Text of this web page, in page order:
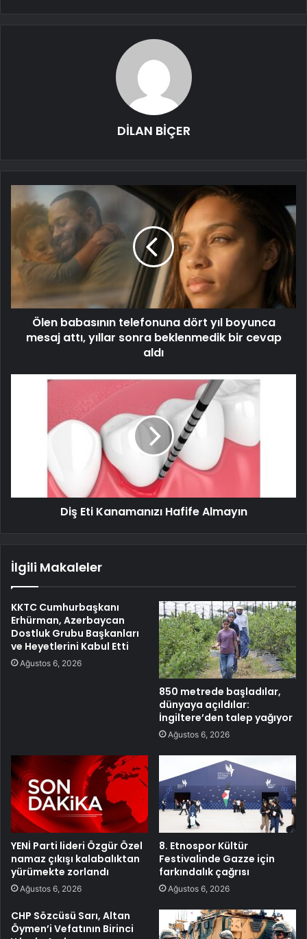
DİLAN BİÇER
Ölen babasının telefonuna dört yıl boyunca
mesaj attı, yıllar sonra beklenmedik bir cevap
aldı
Diş Eti Kanamanızı Hafife Almayın
İlgili Makaleler
KKTC Cumhurbaşkanı
Erhürman, Azerbaycan
Dostluk Grubu Başkanları
ve Heyetlerini Kabul Etti
Ağustos 6, 2026
850 metrede başladılar,
dünyaya açıldılar:
İngiltere’den talep yağıyor
Ağustos 6, 2026
YENİ Parti lideri Özgür Özel
namaz çıkışı kalabalıktan
yürümekte zorlandı
Ağustos 6, 2026
8. Etnospor Kültür
Festivalinde Gazze için
farkındalık çağrısı
Ağustos 6, 2026
CHP Sözcüsü Sarı, Altan
Öymen’i Vefatının Birinci